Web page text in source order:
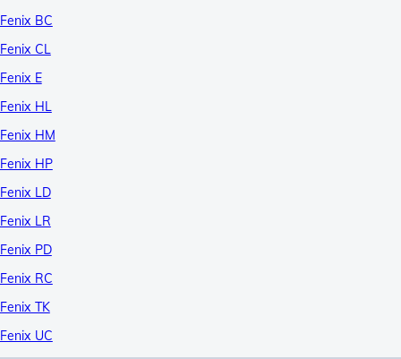
Fenix BC
Fenix CL
Fenix E
Fenix HL
Fenix HM
Fenix HP
Fenix LD
Fenix LR
Fenix PD
Fenix RC
Fenix TK
Fenix UC